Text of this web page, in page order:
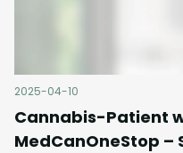
2025-04-10
Cannabis-Patient
MedCanOneStop –